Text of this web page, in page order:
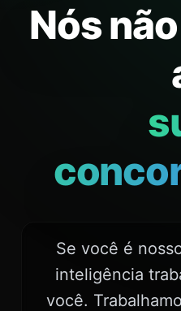
Nós
Se você é
inteligência
você.